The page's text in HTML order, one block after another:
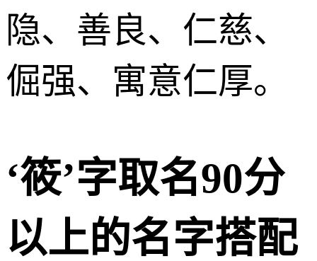
隐、善良、仁慈、
倔强、寓意仁厚。
‘筱’字取名90分
以上的名字搭配